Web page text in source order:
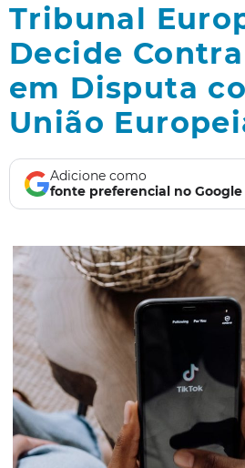
Tribunal
Decide
em Disputa
União
Adicione como
fonte preferencial no Google